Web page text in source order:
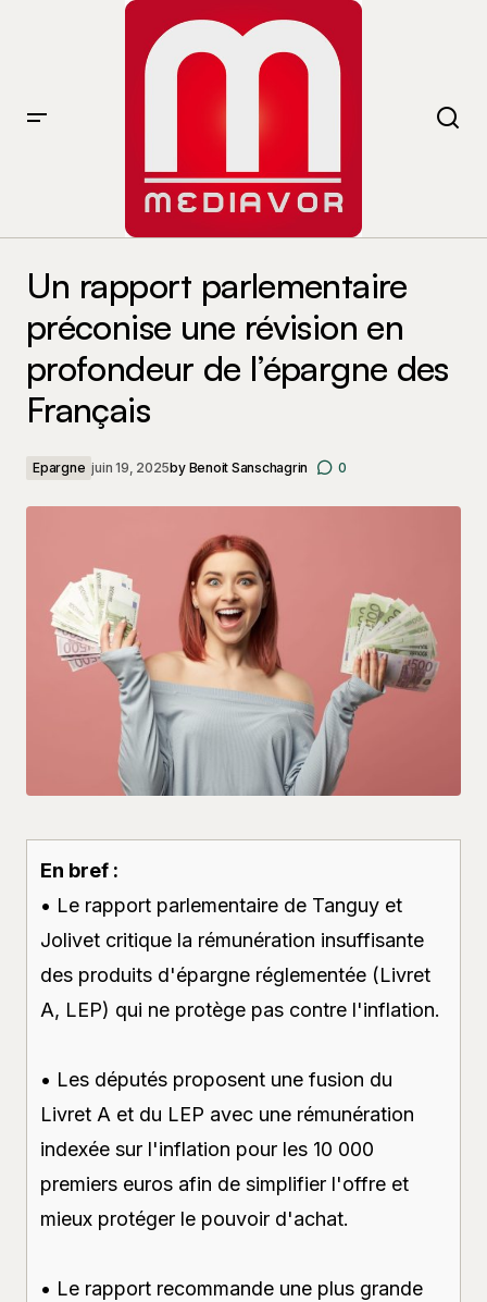
Un rapport parlementaire
préconise une révision en
profondeur de l’épargne des
Français
Epargne juin 19, 2025by Benoit Sanschagrin 0
En bref :
• Le rapport parlementaire de Tanguy et
Jolivet critique la rémunération insuffisante
des produits d'épargne réglementée (Livret
A, LEP) qui ne protège pas contre l'inflation.
• Les députés proposent une fusion du
Livret A et du LEP avec une rémunération
indexée sur l'inflation pour les 10 000
premiers euros afin de simplifier l'offre et
mieux protéger le pouvoir d'achat.
• Le rapport recommande une plus grande